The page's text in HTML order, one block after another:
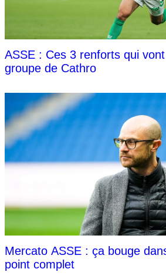
ASSE : Ces 3 renforts qui
groupe de Cathro
Mercato ASSE : ça bouge
point complet